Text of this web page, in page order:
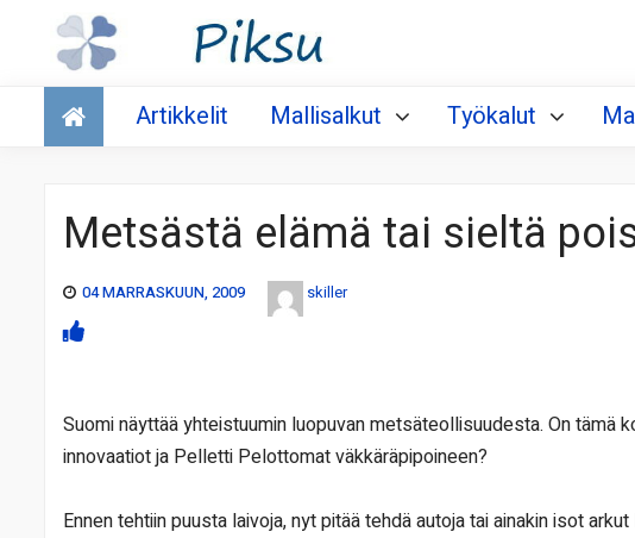
Talous
Artikkelit Mallisalkut Työkalut
Metsästä elämä tai sieltä
04 MARRASKUUN, 2009 skiller
Suomi näyttää yhteistuumin luopuvan metsäteollisuudesta. On tämä
innovaatiot ja Pelletti Pelottomat väkkäräpipoineen?
Ennen tehtiin puusta laivoja, nyt pitää tehdä autoja tai ainakin isot